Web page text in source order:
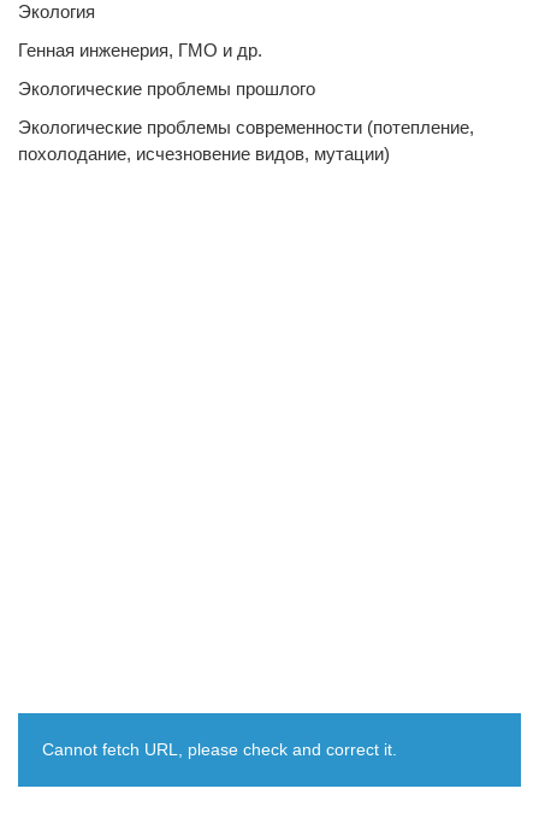
Экология
Генная инженерия, ГМО и др.
Экологические проблемы прошлого
Экологические проблемы современности (потепление,
похолодание, исчезновение видов, мутации)
Cannot fetch URL, please check and correct it.